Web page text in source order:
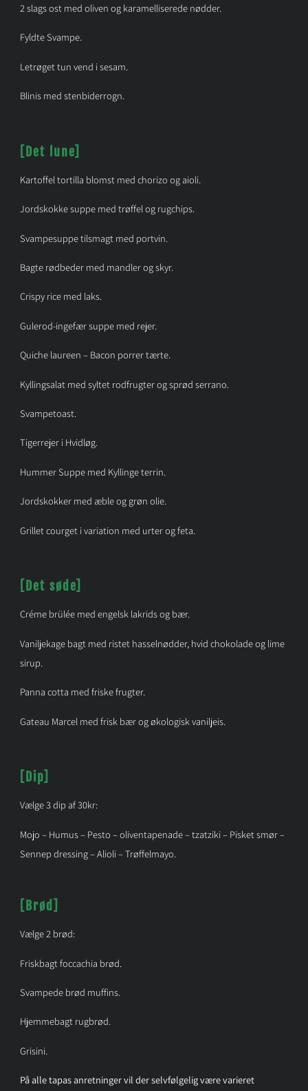
2 slags ost med oliven og karamelliserede nødder.
Fyldte Svampe.
Letrøget tun vend i sesam.
Blinis med stenbiderrogn.
[Det lune]
Kartoffel tortilla blomst med chorizo og aioli.
Jordskokke suppe med trøffel og rugchips.
Svampesuppe tilsmagt med portvin.
Bagte rødbeder med mandler og skyr.
Crispy rice med laks.
Gulerod-ingefær suppe med rejer.
Quiche laureen – Bacon porrer tærte.
Kyllingsalat med syltet rodfrugter og sprød serrano.
Svampetoast.
Tigerrejer i Hvidløg.
Hummer Suppe med Kyllinge terrin.
Jordskokker med æble og grøn olie.
Grillet courget i variation med urter og feta.
[Det søde]
Créme brülée med engelsk lakrids og bær.
Vaniljekage bagt med ristet hasselnødder, hvid chokolade og lime
sirup.
Panna cotta med friske frugter.
Gateau Marcel med frisk bær og økologisk vaniljeis.
[Dip]
Vælge 3 dip af 30kr:
Mojo – Humus – Pesto – oliventapenade – tzatziki – Pisket smør –
Sennep dressing – Alioli – Trøffelmayo.
[Brød]
Vælge 2 brød:
Friskbagt foccachia brød.
Svampede brød muffins.
Hjemmebagt rugbrød.
Grisini.
På alle tapas anretninger vil der selvfølgelig være varieret